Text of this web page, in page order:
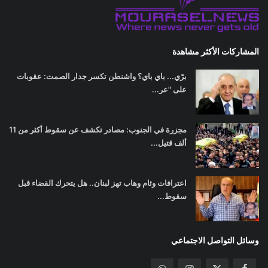
المشاركات الأكثر مشاهدة
برّي... باي باي؟ واشنطن تكسر جدار الصمت: عقوبات
على "عر...
مجزرة في الجنوب: مصادر تكشف عن سقوط أكثر من 11
ألف قتيل...
اعترافات وئام وهاب تهز لبنان.. هل يتحرك القضاء قبل
سقوط...
وسائل التواصل الاجتماعي